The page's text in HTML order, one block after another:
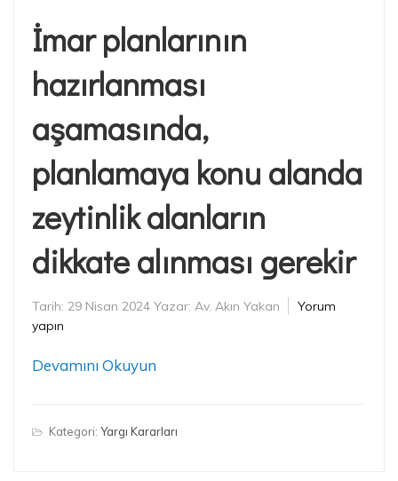
İmar planlarının
hazırlanması
aşamasında,
planlamaya konu alanda
zeytinlik alanların
dikkate alınması gerekir
Tarih: 29 Nisan 2024 Yazar: Av. Akın Yakan
Yorum
yapın
Devamını Okuyun
Kategori: Yargı Kararları